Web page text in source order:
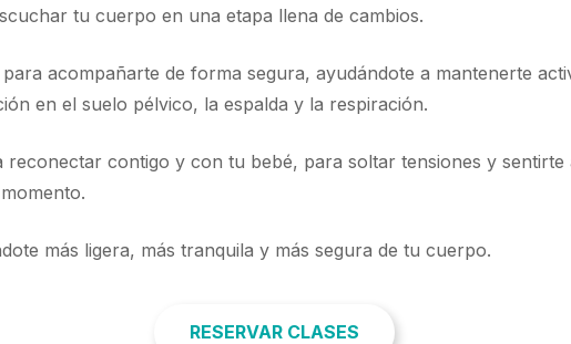
tu cuerpo en una etapa llena de cambios.
acompañarte de forma segura, ayudándote a mantenerte
en el suelo pélvico, la espalda y la respiración.
contigo y con tu bebé, para soltar tensiones y
más ligera, más tranquila y más segura de tu cuerpo.
RESERVAR CLASES